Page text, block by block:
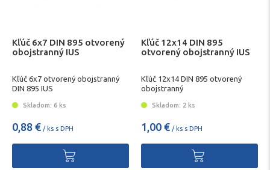
Kľúč 6x7 DIN 895 otvorený
obojstranný IUS
Kľúč 6x7 otvorený obojstranný
DIN 895 IUS
Skladom: 6 ks
0,88 € / ks s DPH
Kľúč 12x14 DIN 895
otvorený obojstranný IUS
Kľúč 12x14 DIN 895 otvorený
obojstranný
Skladom: 2 ks
1,00 € / ks s DPH